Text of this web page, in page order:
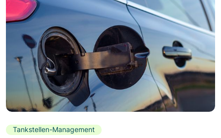
Tankstellen-Management